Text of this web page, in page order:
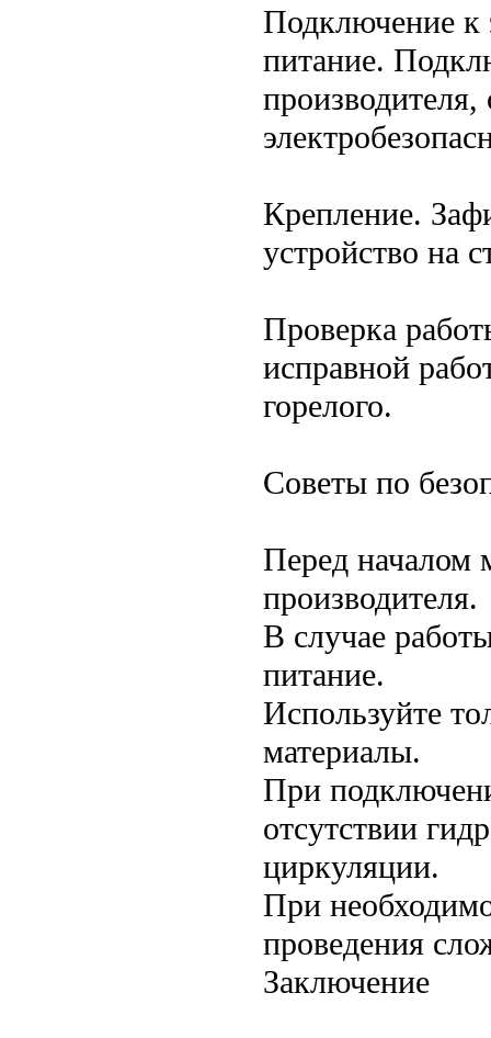
Подключение к
питание.
Крепление.
устройство на
Проверка
исправной
горелого.
Советы по
Перед началом
производителя.
В случае
питание.
Используйте
материалы.
При
отсутствии
циркуляции.
При
проведения
Заключение